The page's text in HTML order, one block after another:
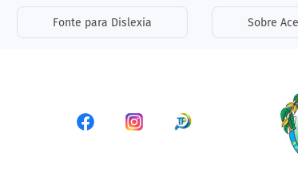
Fonte para Dislexia Sobre
Acessar a Rede Social
Acessar a Rede
Acessar a